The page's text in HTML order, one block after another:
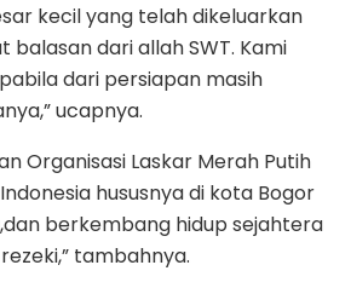
kecil yang telah dikeluarkan
dari allah SWT. Kami
dari persiapan masih
ucapnya.
Organisasi Laskar Merah Putih
hususnya di kota Bogor
berkembang hidup sejahtera
tambahnya.